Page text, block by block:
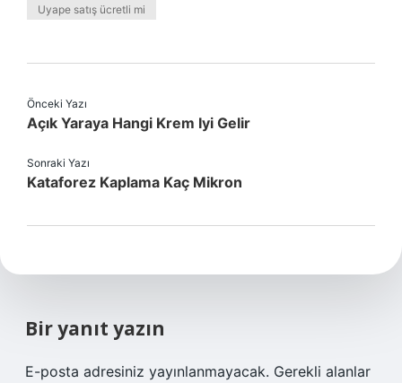
Uyape satış ücretli mi
Önceki Yazı
Açık Yaraya Hangi Krem Iyi Gelir
Sonraki Yazı
Kataforez Kaplama Kaç Mikron
Bir yanıt yazın
E-posta adresiniz yayınlanmayacak. Gerekli alanlar